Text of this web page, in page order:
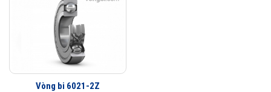
Vòng bi 6021-2Z